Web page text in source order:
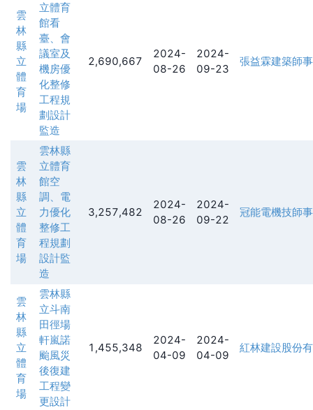
雲
林
縣
立
體
育
場
立體育
館看
臺、會
議室及
機房優
化整修
工程規
劃設計
監造
2,690,667
2024-
08-26
2024-
09-23
張益霖建築師
雲
林
縣
立
體
育
場
雲林縣
立體育
館空
調、電
力優化
整修工
程規劃
設計監
造
3,257,482
2024-
08-26
2024-
09-22
冠能電機技師
雲
林
縣
立
體
育
場
雲林縣
立斗南
田徑場
軒嵐諾
颱風災
後復建
工程變
更設計
1,455,348
2024-
04-09
2024-
04-09
紅林建設股份